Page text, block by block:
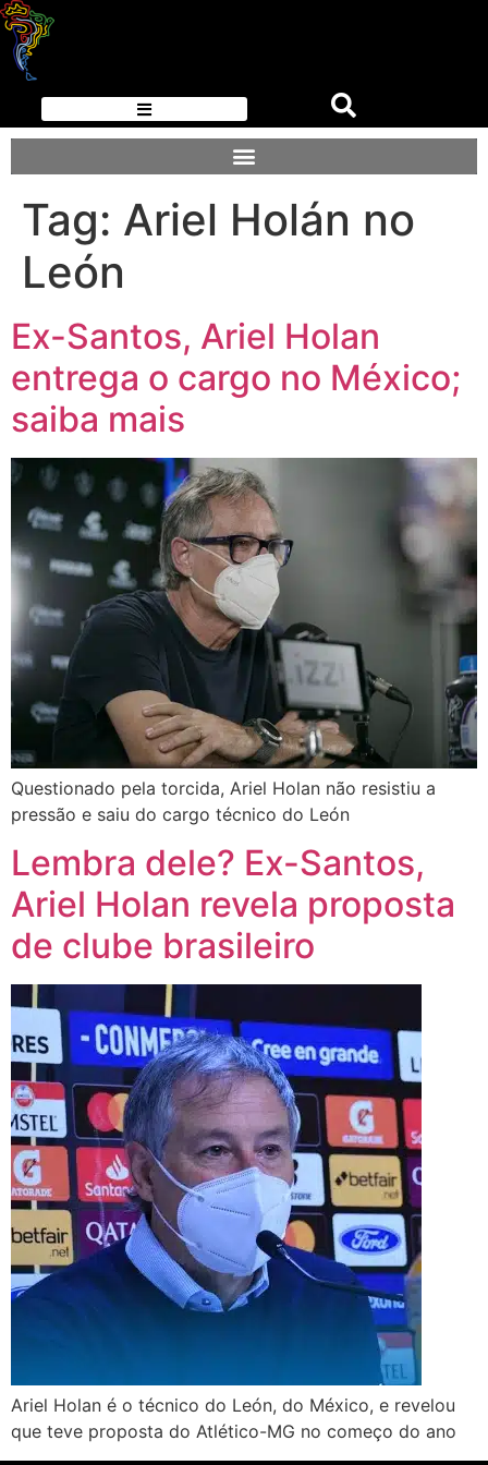
Tag: Ariel Holán no
León
Ex-Santos, Ariel Holan
entrega o cargo no México;
saiba mais
Questionado pela torcida, Ariel Holan não resistiu a
pressão e saiu do cargo técnico do León
Lembra dele? Ex-Santos,
Ariel Holan revela proposta
de clube brasileiro
Ariel Holan é o técnico do León, do México, e revelou
que teve proposta do Atlético-MG no começo do ano